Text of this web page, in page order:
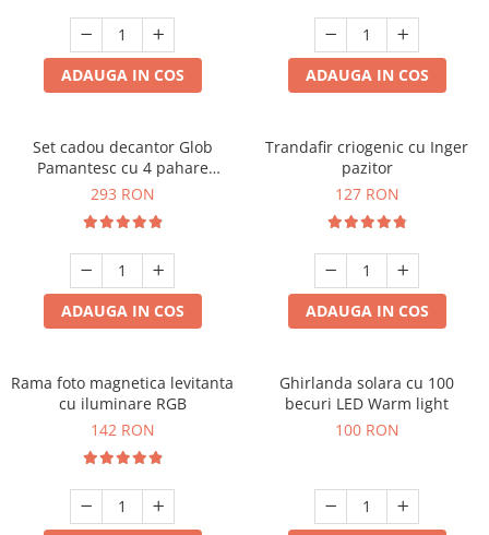
Cadouri Fete
Pentru Copilul din tine
Cadouri Haioase
Cadouri Majorat
Cadouri pentru Nasi
Cadouri pentru Bunici
Cadouri pentru Sefi
Cel ce are tot
Cani si Termosuri
Jocuri si Puzzle
Produse pentru Calatorie
Cadouri Sfantul Alexandru
Cadouri Sfanta Ana
Cadouri Sfanta Maria
Cadouri Sfintii Mihail si Gavriil
ADAUGA IN COS ADAUGA IN COS
Set cadou decantor Glob
Pamantesc cu 4 pahare
Deluxe
293 RON
ADAUGA IN COS
Trandafir criogenic cu Inger
pazitor
127 RON
ADAUGA IN COS
Rama foto magnetica levitanta
cu iluminare RGB
142 RON
Ghirlanda solara cu 100
becuri LED Warm light
100 RON